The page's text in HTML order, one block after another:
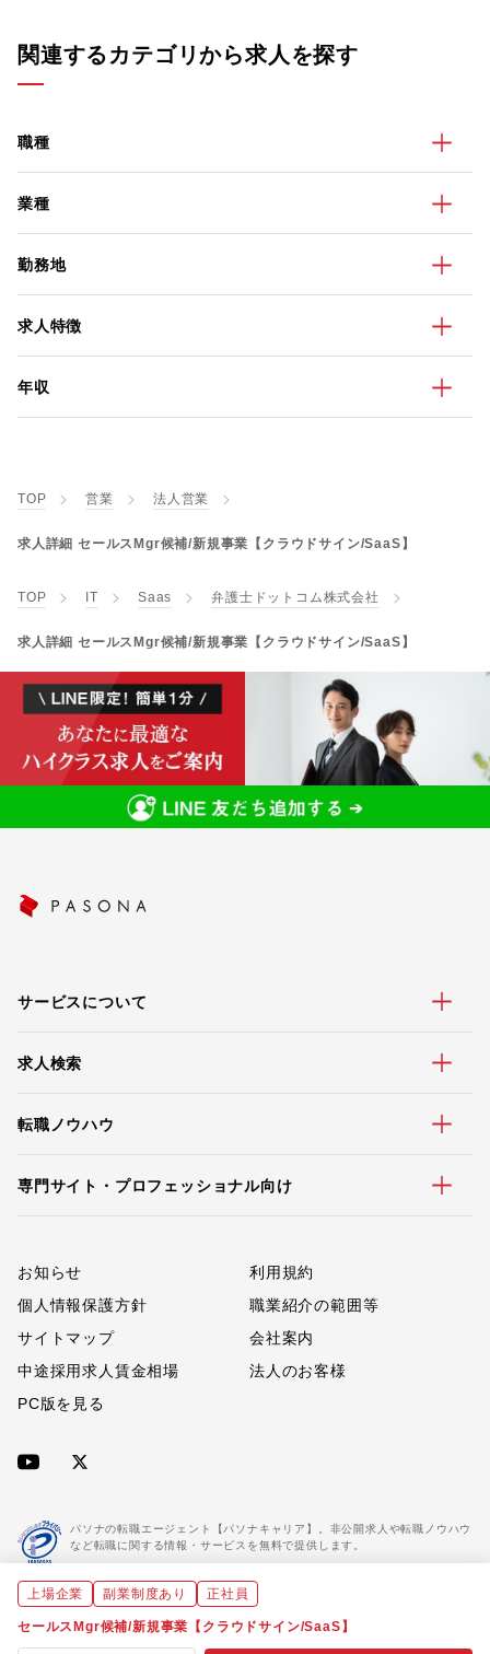
関連するカテゴリから求人を探す
職種
業種
勤務地
求人特徴
年収
TOP 営業 法人営業
求人詳細 セールスMgr候補/新規事業【クラウドサイン/SaaS】
TOP IT Saas 弁護士ドットコム株式会社
求人詳細 セールスMgr候補/新規事業【クラウドサイン/SaaS】
サービスについて
求人検索
転職ノウハウ
専門サイト・プロフェッショナル向け
お知らせ
利用規約
個人情報保護方針
職業紹介の範囲等
サイトマップ
会社案内
中途採用求人賃金相場
法人のお客様
PC版を見る
パソナの転職エージェント【パソナキャリア】。非公開求人や転職ノウハウ
など転職に関する情報・サービスを無料で提供します。
「パソナキャリア」は職業紹介優良事業者に認定されています。
上場企業 副業制度あり 正社員
セールスMgr候補/新規事業【クラウドサイン/SaaS】